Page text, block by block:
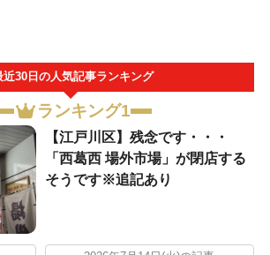
近30日の人気記事ランキング
ランキング1
【江戸川区】残念です・・・
「西葛西 場外市場」が閉店する
そうです※追記あり